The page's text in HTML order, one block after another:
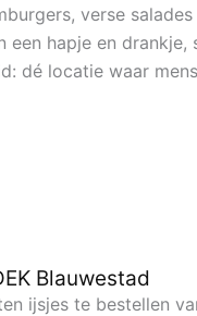
verse
hapje en
dé locatie waar
Blauwestad
ijsjes te bestellen